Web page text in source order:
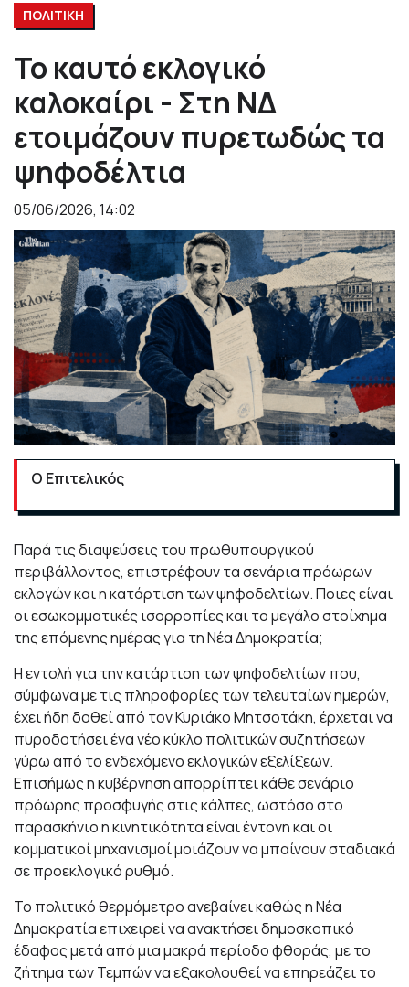
ΠΟΛΙΤΙΚΗ
Το καυτό εκλογικό
καλοκαίρι - Στη ΝΔ
ετοιμάζουν πυρετωδώς τα
ψηφοδέλτια
05/06/2026, 14:02
Ο Επιτελικός
Παρά τις διαψεύσεις του πρωθυπουργικού
περιβάλλοντος, επιστρέφουν τα σενάρια πρόωρων
εκλογών και η κατάρτιση των ψηφοδελτίων. Ποιες είναι
οι εσωκομματικές ισορροπίες και το μεγάλο στοίχημα
της επόμενης ημέρας για τη Νέα Δημοκρατία;
Η εντολή για την κατάρτιση των ψηφοδελτίων που,
σύμφωνα με τις πληροφορίες των τελευταίων ημερών,
έχει ήδη δοθεί από τον Κυριάκο Μητσοτάκη, έρχεται να
πυροδοτήσει ένα νέο κύκλο πολιτικών συζητήσεων
γύρω από το ενδεχόμενο εκλογικών εξελίξεων.
Επισήμως η κυβέρνηση απορρίπτει κάθε σενάριο
πρόωρης προσφυγής στις κάλπες, ωστόσο στο
παρασκήνιο η κινητικότητα είναι έντονη και οι
κομματικοί μηχανισμοί μοιάζουν να μπαίνουν σταδιακά
σε προεκλογικό ρυθμό.
Το πολιτικό θερμόμετρο ανεβαίνει καθώς η Νέα
Δημοκρατία επιχειρεί να ανακτήσει δημοσκοπικό
έδαφος μετά από μια μακρά περίοδο φθοράς, με το
ζήτημα των Τεμπών να εξακολουθεί να επηρεάζει το